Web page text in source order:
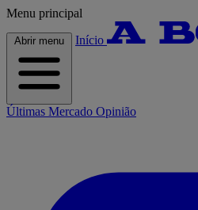
Menu principal
Abrir menu Início
Últimas Mercado Opinião